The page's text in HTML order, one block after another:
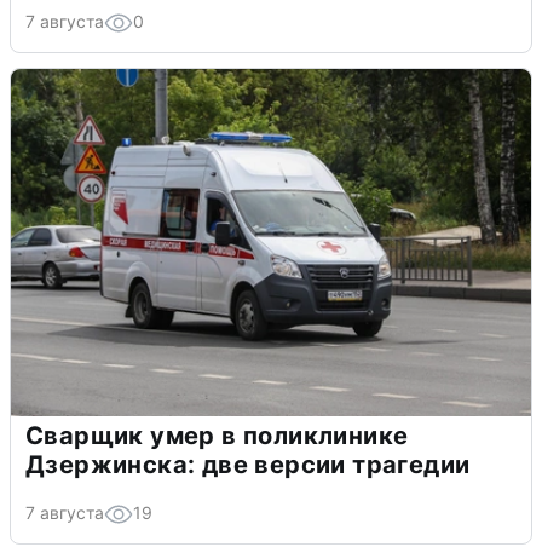
7 августа 0
Сварщик умер в поликлинике
Дзержинска: две версии трагедии
7 августа 19